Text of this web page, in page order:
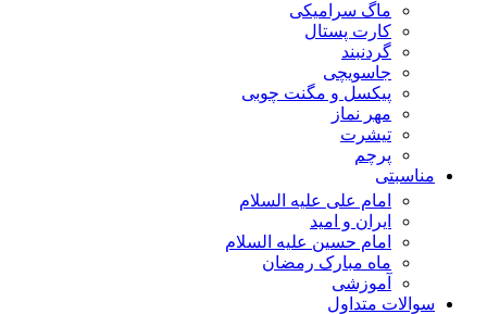
ماگ سرامیکی
کارت پستال
گردنبند
جاسویچی
پیکسل و مگنت چوبی
مهر نماز
تیشرت
پرچم
مناسبتی
امام علی علیه السلام
ایران و امید
امام حسین علیه السلام
ماه مبارک رمضان
آموزشی
سوالات متداول